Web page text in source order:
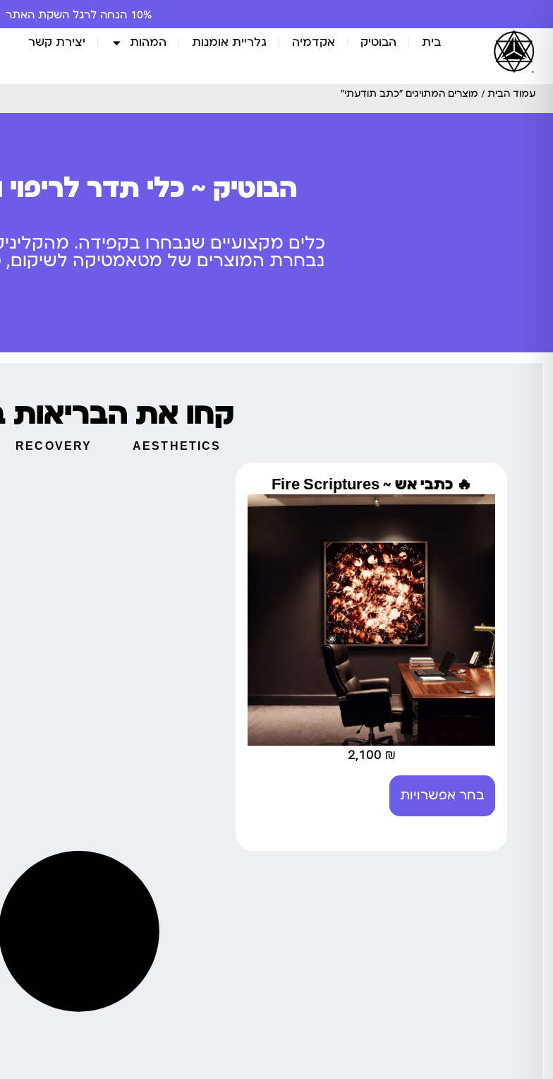
10% הנחה לרגל השקת האתר
בית הבוטיק אקדמיה גלריית אומנות המהות יצירת קשר
עמוד הבית / מוצרים המתויגים “כתב תודעתי”
הבוטיק ~ כלי תדר
כלים מקצועיים שנבחרו בקפידה.
נבחרת המוצרים של מטאמטיקה לשיקום,
קחו את הבריאות
AESTHETICS
RECOVERY
🔥 כתבי אש ~ Fire Scriptures
2,100 ₪
בחר אפשרויות